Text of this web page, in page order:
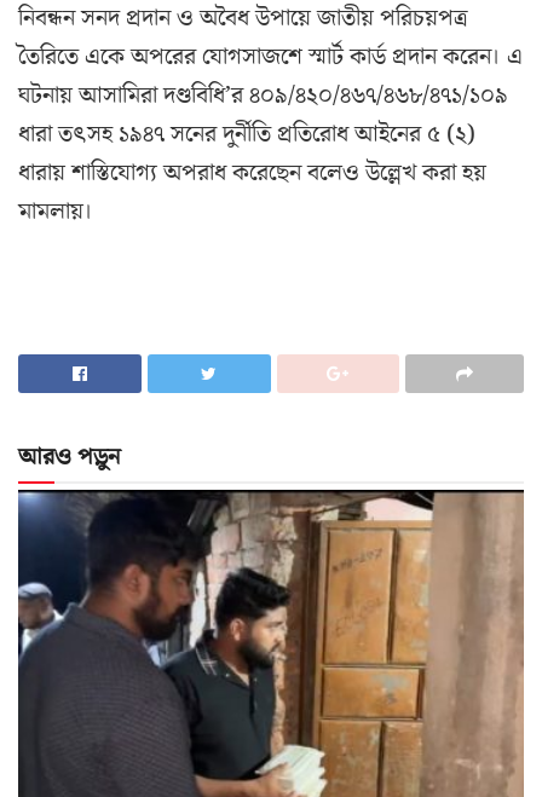
নিবন্ধন সনদ প্রদান ও অবৈধ উপায়ে জাতীয় পরিচয়পত্র
তৈরিতে একে অপরের যোগসাজশে স্মার্ট কার্ড প্রদান করেন। এ
ঘটনায় আসামিরা দণ্ডবিধি’র ৪০৯/৪২০/৪৬৭/৪৬৮/৪৭১/১০৯
ধারা তৎসহ ১৯৪৭ সনের দুর্নীতি প্রতিরোধ আইনের ৫ (২)
ধারায় শাস্তিযোগ্য অপরাধ করেছেন বলেও উল্লেখ করা হয়
মামলায়।
আরও পড়ুন